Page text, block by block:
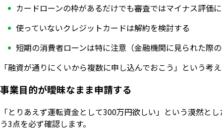
カードローンの枠があるだけでも審査ではマイナス評価
使っていないクレジットカードは解約を検討する
短期の消費者ローンは特に注意（金融機関に見られた際
「融資が通りにくいから複数に申し込んでおこう」という
事業目的が曖昧なまま申請する
「とりあえず運転資金として300万円欲しい」という漠然
う3点を必ず確認します。